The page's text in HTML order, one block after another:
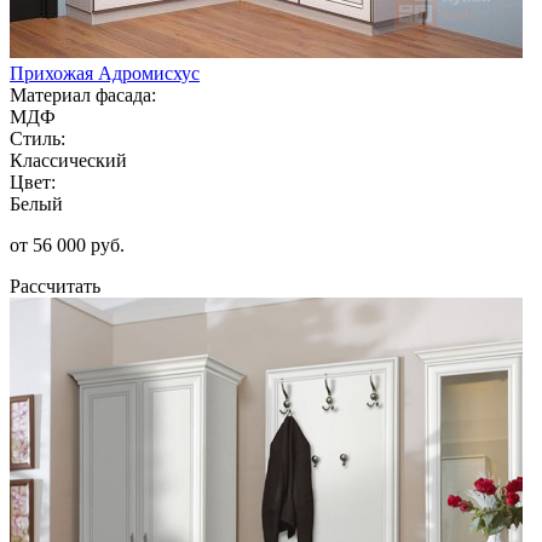
Прихожая Адромисхус
Материал фасада:
МДФ
Стиль:
Классический
Цвет:
Белый
от 56 000 руб.
Рассчитать